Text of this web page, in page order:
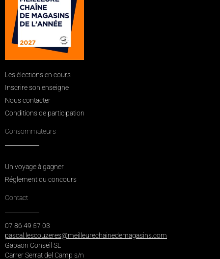
Les élections en cours
Inscrire son enseigne
Nous contacter
Conditions de participation
Consommateurs
Un voyage à gagner
Réglement du concours
Contact
07 86 49 57 03
pascal.lescouzeres@meilleurechainedemagasins.com
Gabaon Conseil SL
Carrer Serrat del Camp s/n